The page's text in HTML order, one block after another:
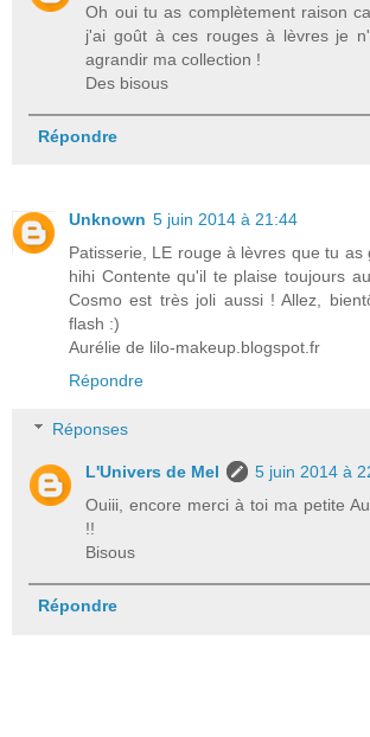
Oh oui tu as complètement raison
j'ai goût à ces rouges à lèvres je
agrandir ma collection !
Des bisous
Répondre
Unknown 5 juin 2014 à 21:44
Patisserie, LE rouge à lèvres que tu as
hihi Contente qu'il te plaise toujours
Cosmo est très joli aussi ! Allez,
flash :)
Aurélie de lilo-makeup.blogspot.fr
Répondre
Réponses
L'Univers de Mel
5 juin 2014 à
Ouiii, encore merci à toi ma petite
!!
Bisous
Répondre